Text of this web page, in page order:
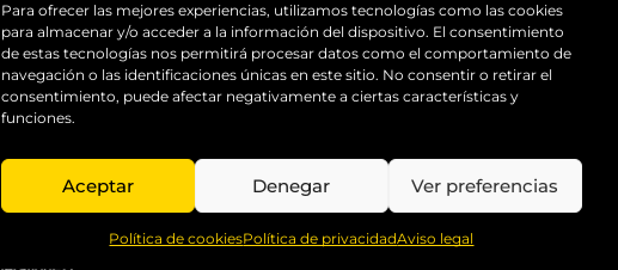
Para ofrecer las mejores experiencias, utilizamos tecnologías como las cookies
para almacenar y/o acceder a la información del dispositivo. El consentimiento
de estas tecnologías nos permitirá procesar datos como el comportamiento de
navegación o las identificaciones únicas en este sitio. No consentir o retirar el
consentimiento, puede afectar negativamente a ciertas características y
funciones.
Aceptar Denegar Ver preferencias
Política de cookiesPolítica de privacidadAviso legal
Política de privacidad
Política de cookies
Accesibilidad
Mapa del sitio